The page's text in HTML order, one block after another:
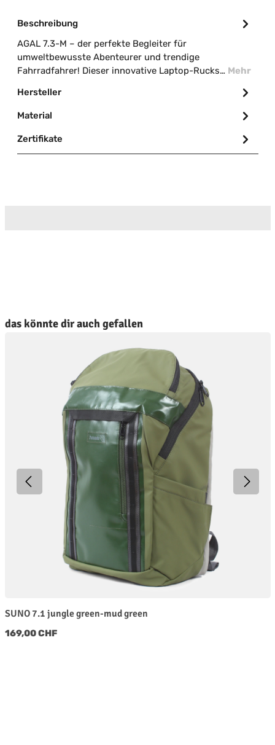
Beschreibung
AGAL 7.3-M – der perfekte Begleiter für
umweltbewusste Abenteurer und trendige
Fahrradfahrer! Dieser innovative Laptop-Rucks… Mehr
Hersteller
Material
Zertifikate
das könnte dir auch gefallen
SUNO 7.1 jungle green-mud green
Regulärer Preis:
169,00 CHF